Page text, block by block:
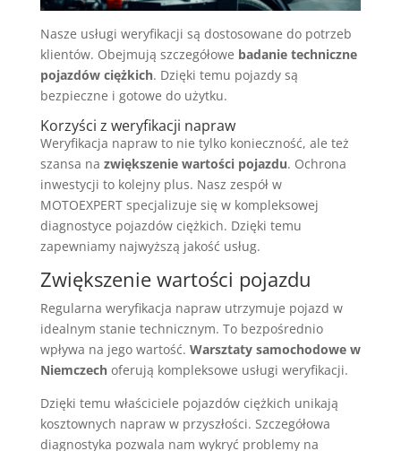
Nasze usługi weryfikacji są dostosowane do potrzeb
klientów. Obejmują szczegółowe badanie techniczne
pojazdów ciężkich. Dzięki temu pojazdy są
bezpieczne i gotowe do użytku.
Korzyści z weryfikacji napraw
Weryfikacja napraw to nie tylko konieczność, ale też
szansa na zwiększenie wartości pojazdu. Ochrona
inwestycji to kolejny plus. Nasz zespół w
MOTOEXPERT specjalizuje się w kompleksowej
diagnostyce pojazdów ciężkich. Dzięki temu
zapewniamy najwyższą jakość usług.
Zwiększenie wartości pojazdu
Regularna weryfikacja napraw utrzymuje pojazd w
idealnym stanie technicznym. To bezpośrednio
wpływa na jego wartość. Warsztaty samochodowe w
Niemczechoferują kompleksowe usługi weryfikacji.
Dzięki temu właściciele pojazdów ciężkich unikają
kosztownych napraw w przyszłości. Szczegółowa
diagnostyka pozwala nam wykryć problemy na